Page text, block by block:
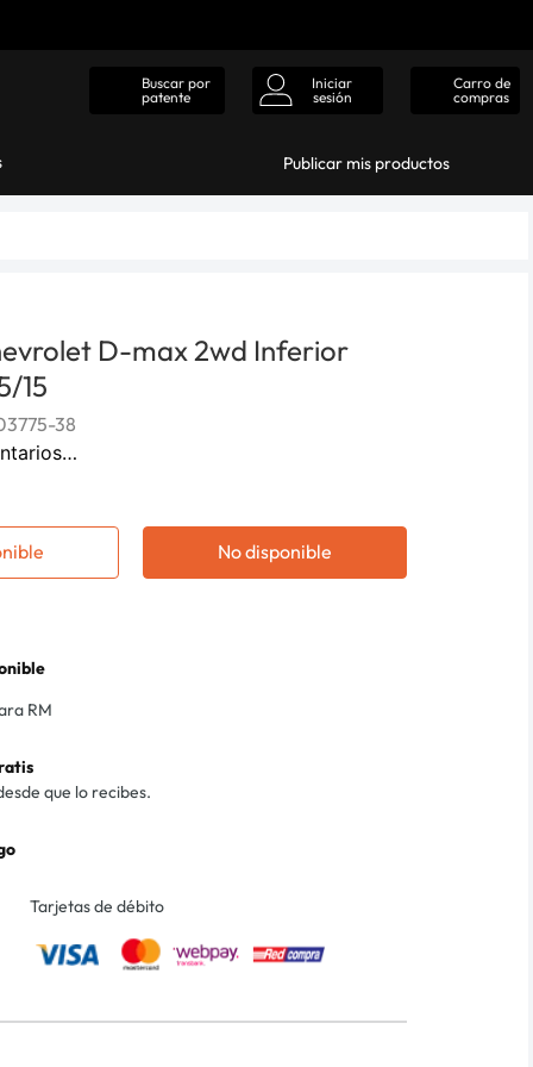
Buscar por
patente
Iniciar
sesión
Carro de
compras
Publicar mis productos
D-max 2wd Inferior
15
38
No disponible
RM
que lo recibes.
Tarjetas de débito